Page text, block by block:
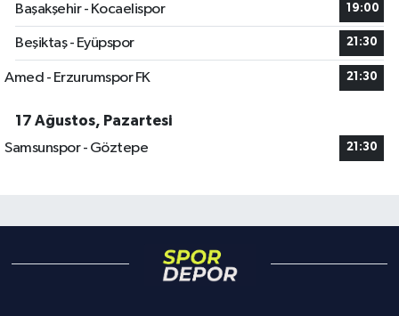
Başakşehir - Kocaelispor
19:00
Beşiktaş - Eyüpspor 21:30
Amed - Erzurumspor FK 21:30
17 Ağustos, Pazartesi
Samsunspor - Göztepe
21:30